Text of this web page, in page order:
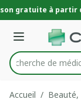
Aller au contenu
1 de 1
gratuite à partir
Menu
Rechercher
Recherche de
Accueil / Beauté,